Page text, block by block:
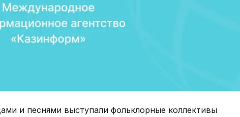
и песнями выступали фольклорные коллективы